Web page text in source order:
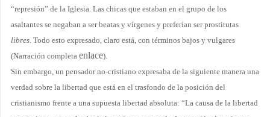
“represión” de la Iglesia. Las chicas que estaban en el grupo de los
asaltantes se negaban a ser beatas y vírgenes y preferían ser prostitutas
libres. Todo esto expresado, claro está, con términos bajos y vulgares
(Narración completa enlace).
Sin embargo, un pensador no-cristiano expresaba de la siguiente manera una
verdad sobre la libertad que está en el trasfondo de la posición del
cristianismo frente a una supuesta libertad absoluta: “La causa de la libertad